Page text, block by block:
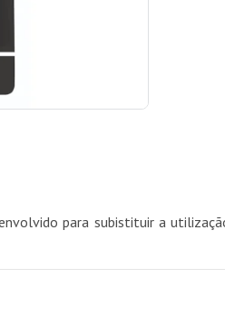
para subistituir a